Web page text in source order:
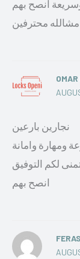
انصح بهم
محترفين
نجارين بارعين
ومهارة وامانة
لكم التوفيق
انصح بهم
FERAS